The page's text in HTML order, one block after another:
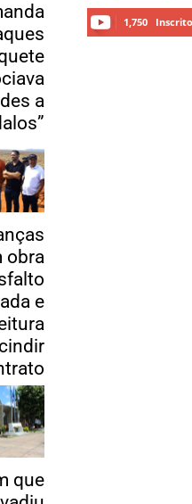
a
obra
e
que
1,750